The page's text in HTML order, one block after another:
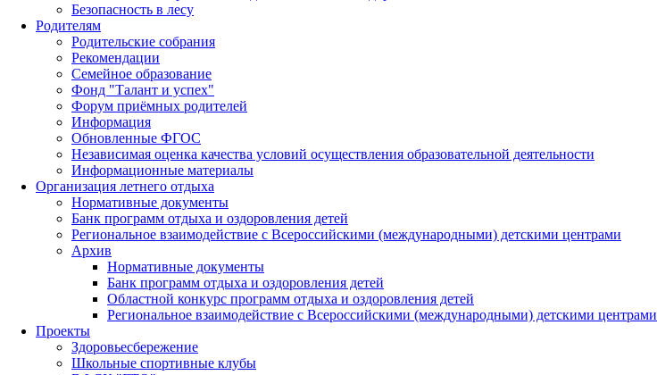
Безопасность в лесу
Родителям
Родительские собрания
Рекомендации
Семейное образование
Фонд "Талант и успех"
Форум приёмных родителей
Информация
Обновленные ФГОС
Независимая оценка качества условий осуществления образовательной деятельности
Информационные материалы
Организация летнего отдыха
Нормативные документы
Банк программ отдыха и оздоровления детей
Региональное взаимодействие с Всероссийскими (международными) детскими центрами
Архив
Нормативные документы
Банк программ отдыха и оздоровления детей
Областной конкурс программ отдыха и оздоровления детей
Региональное взаимодействие с Всероссийскими (международными) детскими центрами
Проекты
Здоровьесбережение
Школьные спортивные клубы